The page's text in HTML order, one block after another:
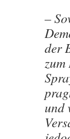
–
der
zum
und